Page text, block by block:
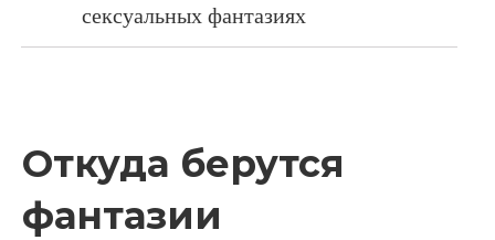
сексуальных фантазиях
Откуда берутся
фантазии